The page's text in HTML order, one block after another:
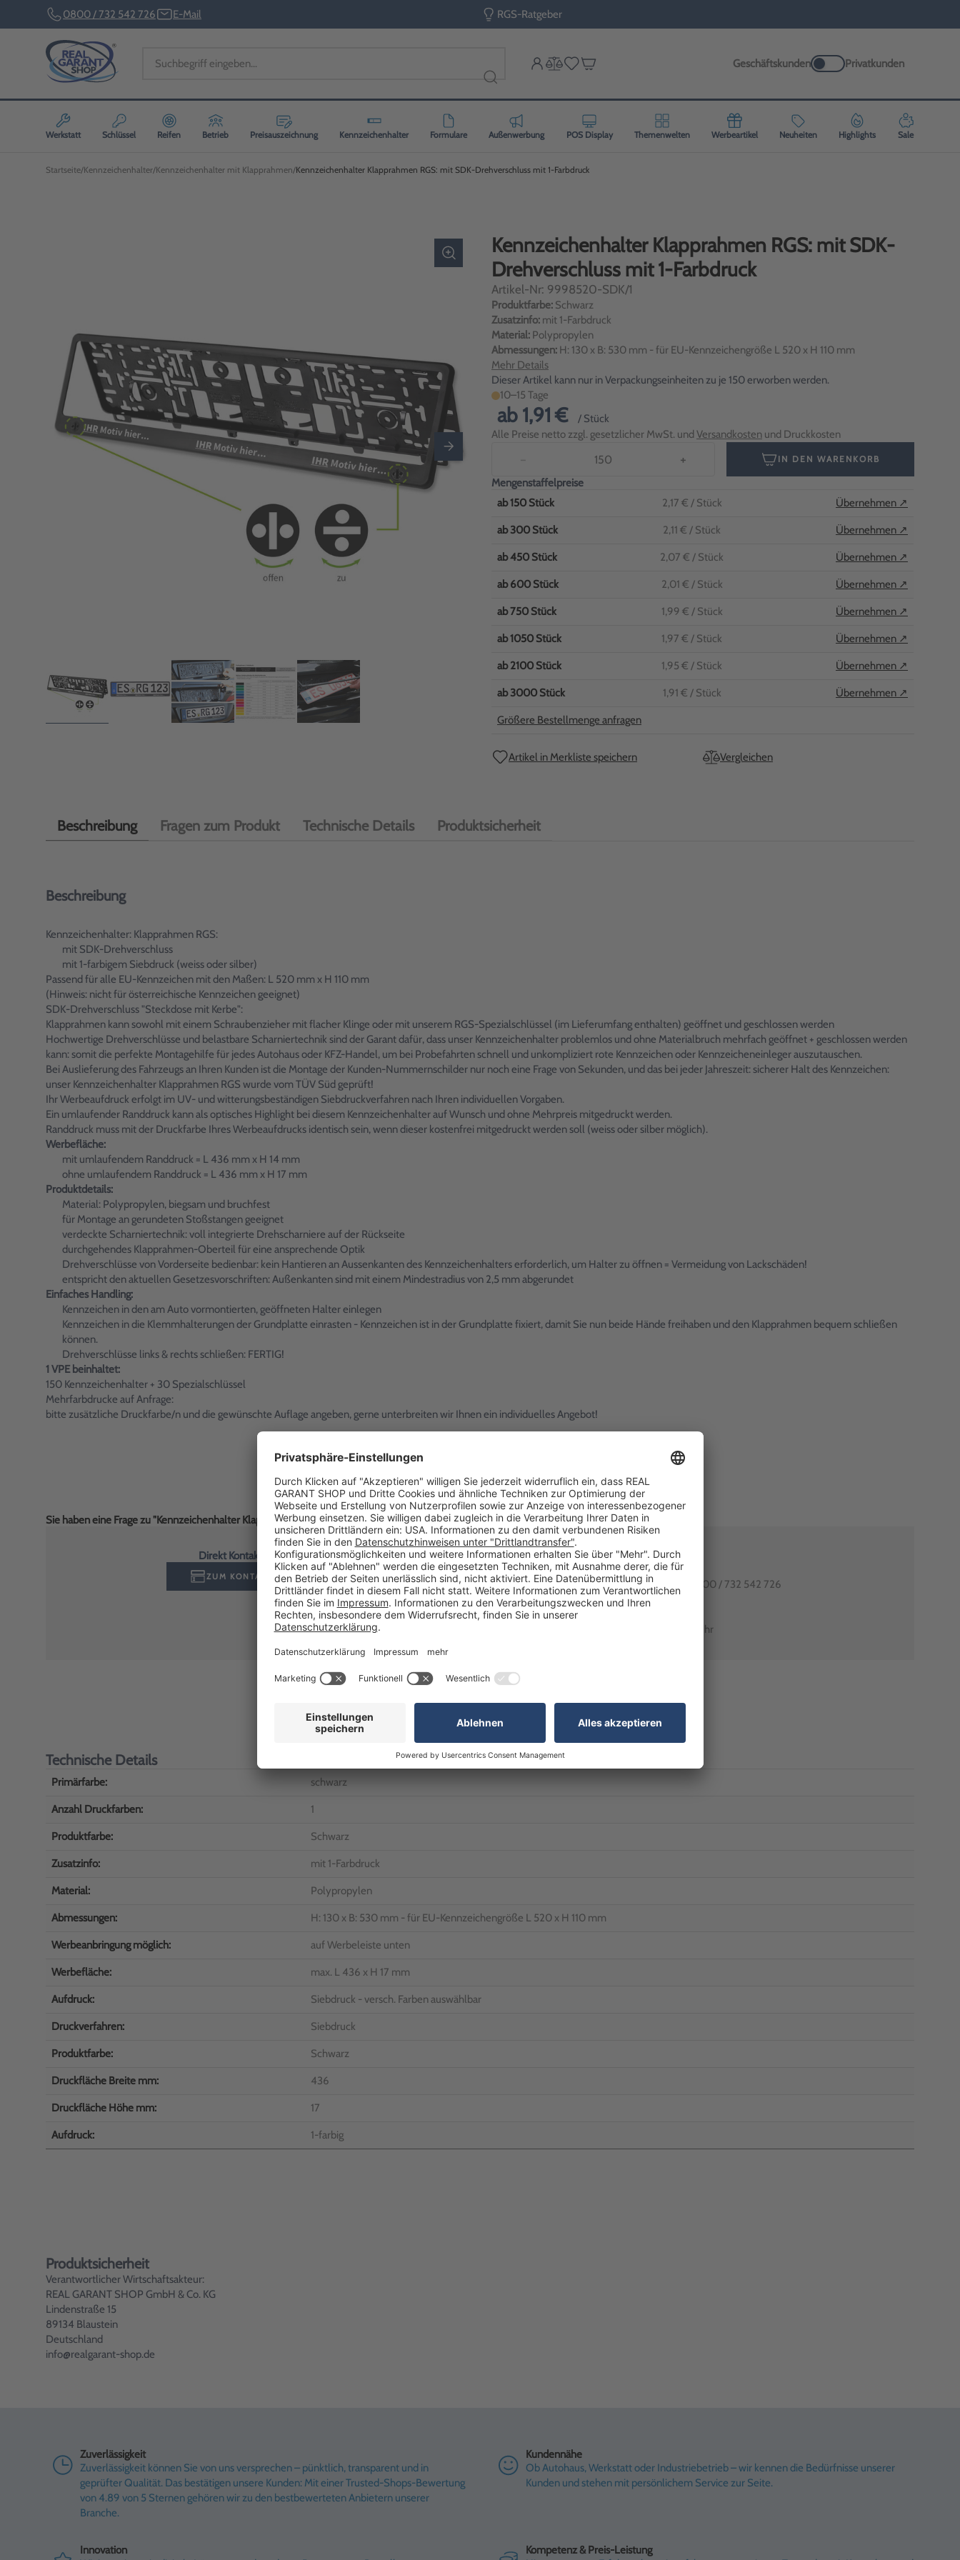
0800 / 732 542 726 E-Mail RGS-Ratgeber
Geschäftskunden Privatkunden
Werkstatt Schlüssel Reifen Betrieb Preisauszeichnung Kennzeichenhalter Formulare Außenwerbung POS Display Themenwelten Werbeartikel Neuheiten Highlights Sale
Startseite Kennzeichenhalter Kennzeichenhalter mit Klapprahmen Kennzeichenhalter Klapprahmen RGS: mit SDK-Drehverschluss mit 1-Farbdruck
Kennzeichenhalter Klapprahmen RGS: mit SDK-
Drehverschluss mit 1-Farbdruck
Artikel-Nr: 9998520-SDK/1
Produktfarbe: Schwarz
Zusatzinfo: mit 1-Farbdruck
Material: Polypropylen
Abmessungen: H: 130 x B: 530 mm - für EU-Kennzeichengröße L 520 x H 110 mm
Mehr Details
Dieser Artikel kann nur in Verpackungseinheiten zu je 150 erworben werden.
10–15 Tage
ab 1,91 €
/ Stück
Alle Preise netto zzgl. gesetzlicher MwSt. und Versandkosten und Druckkosten
− + IN DEN WARENKORB
Mengenstaffelpreise
ab150 Stück 2,17 € / Stück Übernehmen ↗
ab300 Stück 2,11 € / Stück Übernehmen ↗
ab450 Stück 2,07 € / Stück Übernehmen ↗
ab600 Stück 2,01 € / Stück Übernehmen ↗
ab750 Stück 1,99 € / Stück Übernehmen ↗
ab1050 Stück 1,97 € / Stück Übernehmen ↗
ab2100 Stück 1,95 € / Stück Übernehmen ↗
ab3000 Stück 1,91 € / Stück Übernehmen ↗
Größere Bestellmenge anfragen
Artikel in Merkliste speichern Vergleichen
Beschreibung Fragen zum Produkt Technische Details Produktsicherheit
Beschreibung
Kennzeichenhalter: Klapprahmen RGS:
mit SDK-Drehverschluss
mit 1-farbigem Siebdruck (weiss oder silber)
Passend für alle EU-Kennzeichen mit den Maßen: L 520 mm x H 110 mm
(Hinweis: nicht für österreichische Kennzeichen geeignet)
SDK-Drehverschluss "Steckdose mit Kerbe":
Klapprahmen kann sowohl mit einem Schraubenzieher mit flacher Klinge oder mit unserem RGS-Spezialschlüssel (im Lieferumfang enthalten) geöffnet und geschlossen werden
Hochwertige Drehverschlüsse und belastbare Scharniertechnik sind der Garant dafür, dass unser Kennzeichenhalter problemlos und ohne Materialbruch mehrfach geöffnet + geschlossen werden
kann: somit die perfekte Montagehilfe für jedes Autohaus oder KFZ-Handel, um bei Probefahrten schnell und unkompliziert rote Kennzeichen oder Kennzeicheneinleger auszutauschen.
Bei Auslieferung des Fahrzeugs an Ihren Kunden ist die Montage der Kunden-Nummernschilder nur noch eine Frage von Sekunden, und das bei jeder Jahreszeit: sicherer Halt des Kennzeichen:
unser Kennzeichenhalter Klapprahmen RGS wurde vom TÜV Süd geprüft!
Ihr Werbeaufdruck erfolgt im UV- und witterungsbeständigen Siebdruckverfahren nach Ihren individuellen Vorgaben.
Ein umlaufender Randdruck kann als optisches Highlight bei diesem Kennzeichenhalter auf Wunsch und ohne Mehrpreis mitgedruckt werden.
Randdruck muss mit der Druckfarbe Ihres Werbeaufdrucks identisch sein, wenn dieser kostenfrei mitgedruckt werden soll (weiss oder silber möglich).
Werbefläche:
mit umlaufendem Randdruck = L 436 mm x H 14 mm
ohne umlaufendem Randdruck = L 436 mm x H 17 mm
Produktdetails:
Material: Polypropylen, biegsam und bruchfest
für Montage an gerundeten Stoßstangen geeignet
verdeckte Scharniertechnik: voll integrierte Drehscharniere auf der Rückseite
durchgehendes Klapprahmen-Oberteil für eine ansprechende Optik
Drehverschlüsse von Vorderseite bedienbar: kein Hantieren an Aussenkanten des Kennzeichenhalters erforderlich, um Halter zu öffnen = Vermeidung von Lackschäden!
entspricht den aktuellen Gesetzesvorschriften: Außenkanten sind mit einem Mindestradius von 2,5 mm abgerundet
Einfaches Handling:
Kennzeichen in den am Auto vormontierten, geöffneten Halter einlegen
Kennzeichen in die Klemmhalterungen der Grundplatte einrasten - Kennzeichen ist in der Grundplatte fixiert, damit Sie nun beide Hände freihaben und den Klapprahmen bequem schließen
können.
Drehverschlüsse links & rechts schließen: FERTIG!
1 VPE beinhaltet:
150 Kennzeichenhalter + 30 Spezialschlüssel
Mehrfarbdrucke auf Anfrage:
bitte zusätzliche Druckfarbe/n und die gewünschte Auflage angeben, gerne unterbreiten wir Ihnen ein individuelles Angebot!
Sie haben eine Frage zu "Kennzeichenhalter Klapprahmen RGS: mit SDK-Drehverschluss mit 1-Farbdruck"? Wir haben die Antwort!
Direkt Kontakt aufnehmen
ZUM KONTAKTFORMULAR
Alternativ erreichen Sie uns
Telefon:+49 (0)7024 / 80991-0
Kostenfrei innerhalb Deutschlands: 0800 / 732 542 726
E-Mail: anfrageB2B@realgarant-shop.de
Unsere Geschäftszeiten
Montag bis Freitag: 8:00 Uhr – 18:00 Uhr
Technische Details
Primärfarbe: schwarz
Anzahl Druckfarben: 1
Produktfarbe: Schwarz
Zusatzinfo: mit 1-Farbdruck
Material: Polypropylen
Abmessungen: H: 130 x B: 530 mm - für EU-Kennzeichengröße L 520 x H 110 mm
Werbeanbringung möglich: auf Werbeleiste unten
Werbefläche: max. L 436 x H 17 mm
Aufdruck: Siebdruck - versch. Farben auswählbar
Druckverfahren: Siebdruck
Produktfarbe: Schwarz
Druckfläche Breite mm: 436
Druckfläche Höhe mm: 17
Aufdruck: 1-farbig
Produktsicherheit
Verantwortlicher Wirtschaftsakteur:
REAL GARANT SHOP GmbH & Co. KG
Lindenstraße 15
89134 Blaustein
Deutschland
info@realgarant-shop.de
Zuverlässigkeit
Zuverlässigkeit können Sie von uns versprechen – pünktlich, transparent und in
geprüfter Qualität. Das bestätigen unsere Kunden: Mit einer Trusted-Shops-Bewertung
von 4.89 von 5 Sternen gehören wir zu den bestbewerteten Anbietern unserer
Branche.
Kundennähe
Ob Autohaus, Werkstatt oder Industriebetrieb – wir kennen die Bedürfnisse unserer
Kunden und stehen mit persönlichem Service zur Seite.
Innovation
Kompetenz & Preis-Leistung